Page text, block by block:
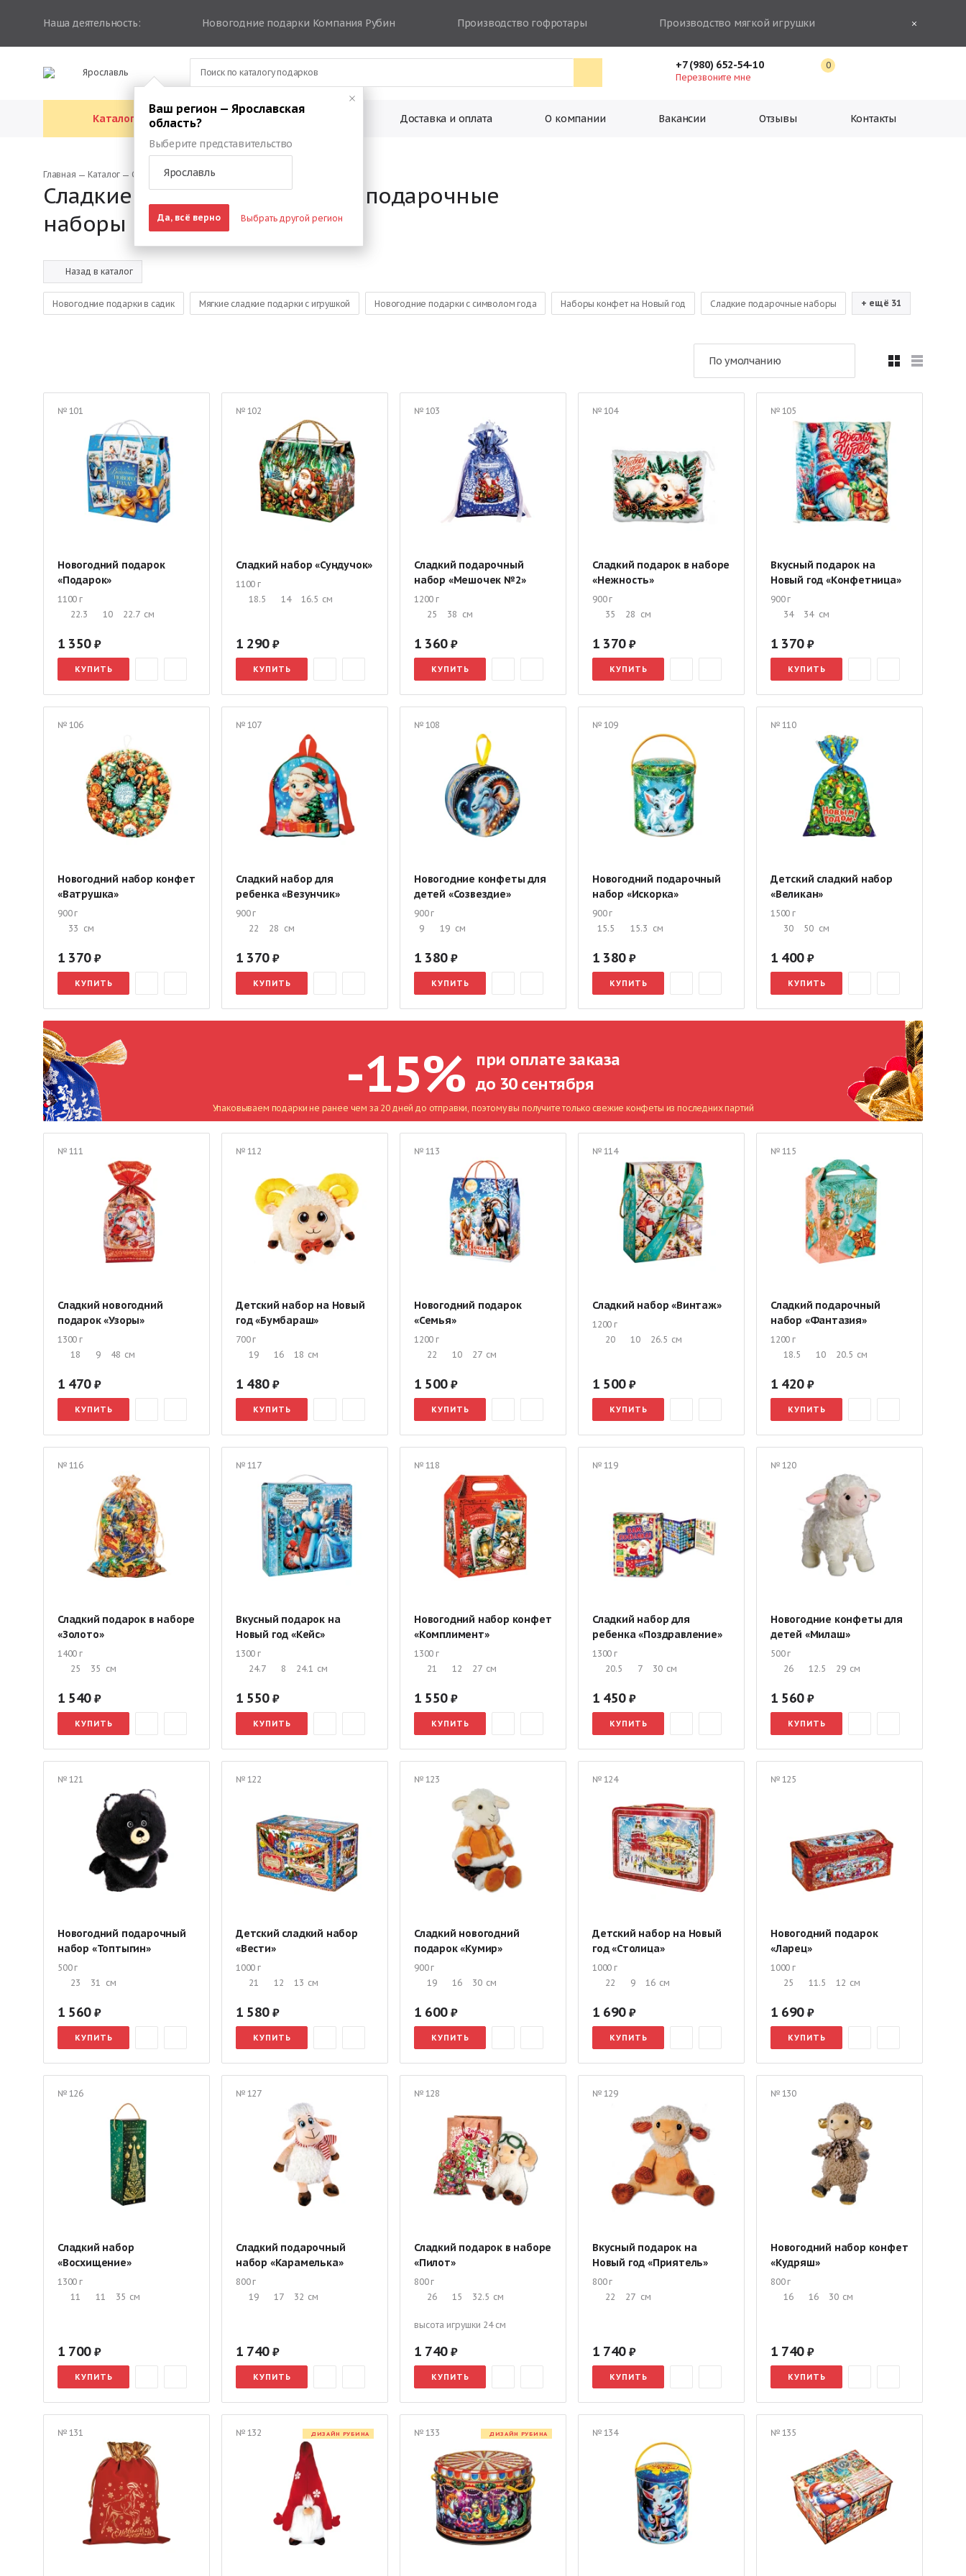
Наша деятельность: Новогодние подарки Компания Рубин Производство гофротары Производство мягкой игрушки
Ярославль
+7 (980) 652-54-10
Перезвоните мне
Ваш регион — Ярославская
область?
Выберите представительство
Ярославль
Да, всё верно Выбрать другой регион
0
Каталог подарков Доставка и оплата О компании Вакансии Отзывы Контакты
Главная Каталог Сладкие подарочные наборы
Сладкие детские новогодние подарочные
наборы
Назад в каталог
Новогодние подарки в садик Мягкие сладкие подарки с игрушкой Новогодние подарки с символом года Наборы конфет на Новый год Сладкие подарочные наборы + ещё 31
Подарки в текстильной упаковке
Сладкие подарки в различной упаковке Сладкий набор для мальчика Новогодние подарки для девочек
Сладкие подарки до 500 руб. Новогодние подарки до 1000 руб. Сладкие подарки от 1000 руб. Новогодние подарки первоклассникам
Новогодние подарки в сундучках Новогодние рождественские подарки Подарки для детского дома Новогодние подарки на утренник Подарки 3 кг
Социальные подарки
По умолчанию
№ 101
Новогодний подарок
«Подарок»
1100 г
22.3
10 22.7 см
1 350
КУПИТЬ
№ 102
Сладкий набор «Сундучок»
1100 г
18.5
14 16.5 см
1 290
КУПИТЬ
№ 103
Сладкий подарочный
набор «Мешочек №2»
1200 г
25
38 см
1 360
КУПИТЬ
№ 104
Сладкий подарок в наборе
«Нежность»
900 г
35
28 см
1 370
КУПИТЬ
№ 105
Вкусный подарок на
Новый год «Конфетница»
900 г
34
34 см
1 370
КУПИТЬ
№ 106
Новогодний набор конфет
«Ватрушка»
900 г
33 см
1 370
КУПИТЬ
№ 107
Сладкий набор для
ребенка «Везунчик»
900 г
22
28 см
1 370
КУПИТЬ
№ 108
Новогодние конфеты для
детей «Созвездие»
900 г
9
19 см
1 380
КУПИТЬ
№ 109
Новогодний подарочный
набор «Искорка»
900 г
15.5
15.3 см
1 380
КУПИТЬ
№ 110
Детский сладкий набор
«Великан»
1500 г
30
50 см
1 400
КУПИТЬ
-15%
при оплате заказа
до 30 сентября
Упаковываем подарки не ранее чем за 20 дней до отправки, поэтому вы получите только свежие конфеты из последних партий
№ 111
Сладкий новогодний
подарок «Узоры»
1300 г
18
9 48 см
1 470
КУПИТЬ
№ 112
Детский набор на Новый
год «Бумбараш»
700 г
19
16 18 см
1 480
КУПИТЬ
№ 113
Новогодний подарок
«Семья»
1200 г
22
10 27 см
1 500
КУПИТЬ
№ 114
Сладкий набор «Винтаж»
1200 г
20
10 26.5 см
1 500
КУПИТЬ
№ 115
Сладкий подарочный
набор «Фантазия»
1200 г
18.5
10 20.5 см
1 420
КУПИТЬ
№ 116
Сладкий подарок в наборе
«Золото»
1400 г
25
35 см
1 540
КУПИТЬ
№ 117
Вкусный подарок на
Новый год «Кейс»
1300 г
24.7
8 24.1 см
1 550
КУПИТЬ
№ 118
Новогодний набор конфет
«Комплимент»
1300 г
21
12 27 см
1 550
КУПИТЬ
№ 119
Сладкий набор для
ребенка «Поздравление»
1300 г
20.5
7 30 см
1 450
КУПИТЬ
№ 120
Новогодние конфеты для
детей «Милаш»
500 г
26
12.5 29 см
1 560
КУПИТЬ
№ 121
Новогодний подарочный
набор «Топтыгин»
500 г
23
31 см
1 560
КУПИТЬ
№ 122
Детский сладкий набор
«Вести»
1000 г
21
12 13 см
1 580
КУПИТЬ
№ 123
Сладкий новогодний
подарок «Кумир»
900 г
19
16 30 см
1 600
КУПИТЬ
№ 124
Детский набор на Новый
год «Столица»
1000 г
22
9 16 см
1 690
КУПИТЬ
№ 125
Новогодний подарок
«Ларец»
1000 г
25
11.5 12 см
1 690
КУПИТЬ
№ 126
Сладкий набор
«Восхищение»
1300 г
11
11 35 см
1 700
КУПИТЬ
№ 127
Сладкий подарочный
набор «Карамелька»
800 г
19
17 32 см
1 740
КУПИТЬ
№ 128
Сладкий подарок в наборе
«Пилот»
800 г
26
15 32.5 см
высота игрушки 24 см
1 740
КУПИТЬ
№ 129
Вкусный подарок на
Новый год «Приятель»
800 г
22
27 см
1 740
КУПИТЬ
№ 130
Новогодний набор конфет
«Кудряш»
800 г
16
16 30 см
1 740
КУПИТЬ
№ 131 № 132 ДИЗАЙН РУБИНА № 133 ДИЗАЙН РУБИНА № 134 № 135